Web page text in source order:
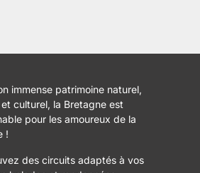
immense patrimoine naturel,
culturel, la Bretagne est
pour les amoureux de la
!
des circuits adaptés à vos